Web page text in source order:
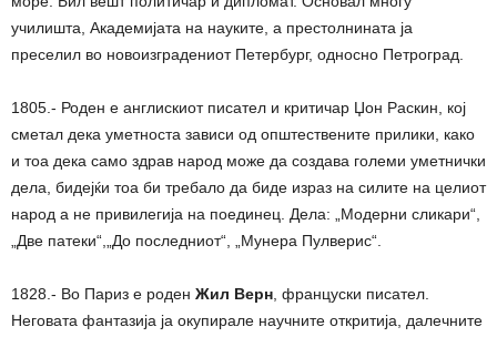
училишта, Академијата на науките, а престолнината ја
преселил во новоизградениот Петербург, односно Петроград.
1805.- Роден е англискиот писател и критичар Џон Раскин, кој
сметал дека уметноста зависи од општествените прилики, како
и тоа дека само здрав народ може да создава големи уметнички
дела, бидејќи тоа би требало да биде израз на силите на целиот
народ а не привилегија на поединец. Дела: „Модерни сликари“,
„Две патеки“,„До последниот“, „Мунера Пулверис“.
1828.- Во Париз е роден Жил Верн , француски писател.
Неговата фантазија ја окупирале научните откритија, далечните